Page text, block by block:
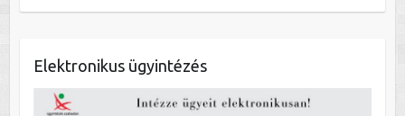
Elektronikus ügyintézés